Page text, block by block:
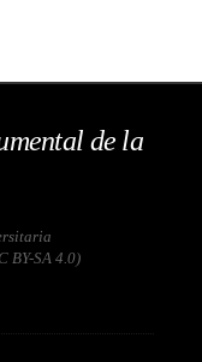
de la
BY-SA 4.0)